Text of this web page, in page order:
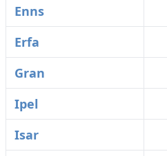
Enns
Erfa
Gran
Ipel
Isar